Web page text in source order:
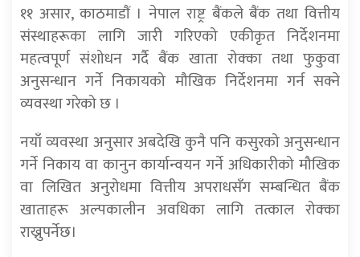
११ असार, काठमाडाैं । नेपाल राष्ट्र बैंकले बैंक तथा वित्तीय
संस्थाहरूका लागि जारी गरिएको एकीकृत निर्देशनमा
महत्वपूर्ण संशोधन गर्दै बैंक खाता रोक्का तथा फुकुवा
अनुसन्धान गर्ने निकायको मौखिक निर्देशनमा गर्न सक्ने
व्यवस्था गरेको छ ।
नयाँ व्यवस्था अनुसार अबदेखि कुनै पनि कसुरको अनुसन्धान
गर्ने निकाय वा कानुन कार्यान्वयन गर्ने अधिकारीको मौखिक
वा लिखित अनुरोधमा वित्तीय अपराधसँग सम्बन्धित बैंक
खाताहरू अल्पकालीन अवधिका लागि तत्काल रोक्का
राख्नुपर्नेछ।